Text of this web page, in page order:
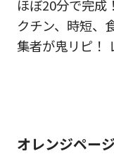
ほぼ20分で完成
クチン、時短、
集者が鬼リピ！
オレンジペー